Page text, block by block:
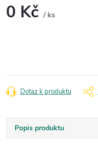
0 Kč / ks
Dotaz k produktu
Popis produktu